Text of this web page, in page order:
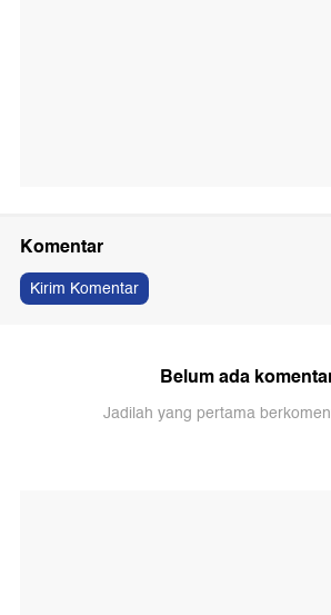
Komentar
Kirim Komentar
Belum ada
Jadilah yang pertama